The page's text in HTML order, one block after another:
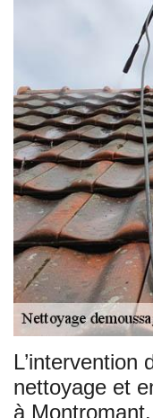
L’intervention
nettoyage et
à Montromant.